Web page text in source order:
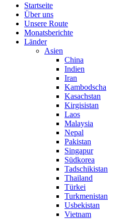
Startseite
Über uns
Unsere Route
Monatsberichte
Länder
Asien
China
Indien
Iran
Kambodscha
Kasachstan
Kirgisistan
Laos
Malaysia
Nepal
Pakistan
Singapur
Südkorea
Tadschikistan
Thailand
Türkei
Turkmenistan
Usbekistan
Vietnam